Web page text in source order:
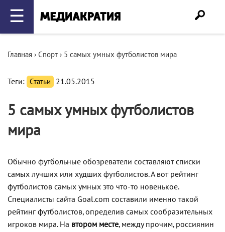
☰
Главная › Спорт › 5 самых умных футболистов мира
Теги: Статьи 21.05.2015
5 самых умных футболистов
мира
Обычно футбольные обозреватели составляют списки
самых лучших или худших футболистов. А вот рейтинг
футболистов самых умных это что-то новенькое.
Специалисты сайта Goal.com составили именно такой
рейтинг футболистов, определив самых сообразительных
игроков мира. На втором месте, между прочим, россиянин